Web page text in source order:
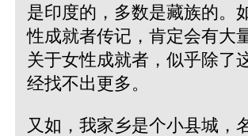
是印度的，多数是藏族的。
性成就者传记，肯定会有大
关于女性成就者，似乎除了
经找不出更多。
又如，我家乡是个小县城，